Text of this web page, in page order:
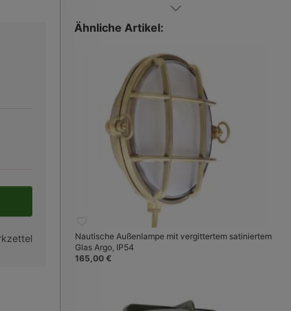
gewünschten Wert ein oder
Ähnliche Artikel:
Nautische Außenlampe mit vergittertem satiniertem
Glas Argo, IP54
165,00 €